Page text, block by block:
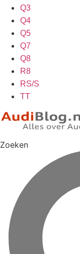
Q3
Q4
Q5
Q7
Q8
R8
RS/S
TT
Zoeken